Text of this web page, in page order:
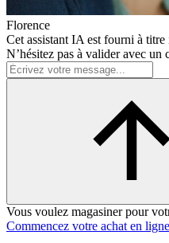
Florence
Cet assistant IA est fourni à
N’hésitez pas à valider avec un
Vous voulez magasiner pour
Commencez votre achat en ligne